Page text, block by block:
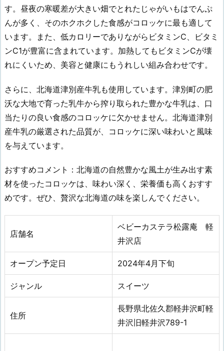
す。昼夜の寒暖差が大きい畑でとれたじゃがいもはでんぷ
んが多く、そのホクホクした食感がコロッケに最も適して
います。また、低カロリーでありながらビタミンC、ビタミ
ンC1が豊富に含まれています。加熱してもビタミンCが壊
れにくいため、美容と健康にもうれしい組み合わせです。
さらに、北海道津別産牛乳も使用しています。津別町の肥
沃な大地で育った乳牛から搾り取られた豊かな牛乳は、口
当たりの良い食感のコロッケに欠かせません。北海道津別
産牛乳の厳選された品質が、コロッケに深い味わいと風味
を与えています。
おすすめコメント：北海道の自然豊かな風土が生み出す素
材を使ったコロッケは、味わい深く、栄養価も高くおすす
めです。ぜひ、贅沢な北海道の味を楽しんでください。
店舗名
ベビーカステラ松露庵 軽
井沢店
オープン予定日 2024年4月下旬
ジャンル スイーツ
住所
長野県北佐久郡軽井沢町軽
井沢旧軽井沢789-1